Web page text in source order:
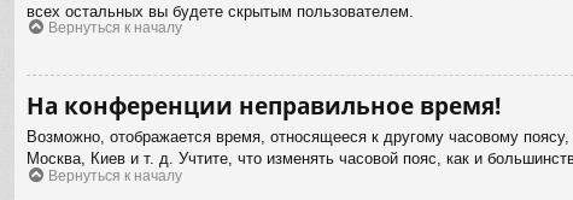
всех остальных вы будете скрытым пользователем.
Вернуться к началу
На конференции неправильное время!
Возможно, отображается время, относящееся к другому часовому
Москва, Киев и т. д. Учтите, что изменять часовой пояс, как и
Вернуться к началу